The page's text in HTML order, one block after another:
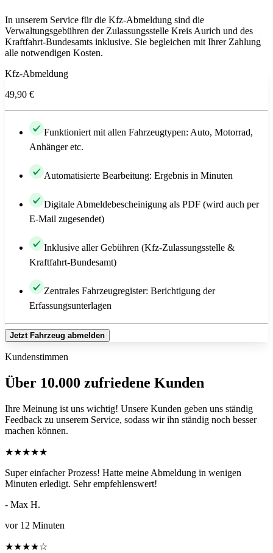
In unserem Service für die Kfz-Abmeldung sind die
Verwaltungsgebühren der Zulassungsstelle Kreis Aurich und des
Kraftfahrt-Bundesamts inklusive. Sie begleichen mit Ihrer Zahlung
alle notwendigen Kosten.
Kfz-Abmeldung
49,90 €
Funktioniert mit allen Fahrzeugtypen: Auto, Motorrad,
Anhänger etc.
Automatisierte Bearbeitung: Ergebnis in Minuten
Digitale Abmeldebescheinigung als PDF (wird auch per
E-Mail zugesendet)
Inklusive aller Gebühren (Kfz-Zulassungsstelle &
Kraftfahrt-Bundesamt)
Zentrales Fahrzeugregister: Berichtigung der
Erfassungsunterlagen
Jetzt Fahrzeug abmelden
Kundenstimmen
Über 10.000 zufriedene Kunden
Ihre Meinung ist uns wichtig! Unsere Kunden geben uns ständig
Feedback zu unserem Service, sodass wir ihn ständig noch besser
machen können.
★★★★★
Super einfacher Prozess! Hatte meine Abmeldung in wenigen
Minuten erledigt. Sehr empfehlenswert!
- Max H.
vor 12 Minuten
★★★★☆